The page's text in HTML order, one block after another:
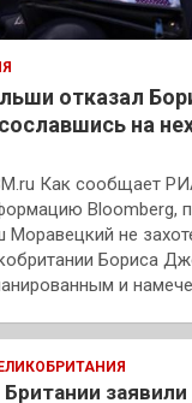
отказал
на
Как сообщает
Bloomberg,
не
Бориса
и
Британии заявили